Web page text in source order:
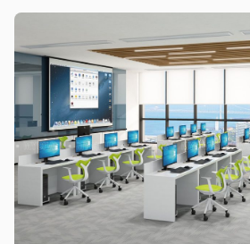
cấp có chữ ký của bên bán và bên
* Trường hợp khách hàng đổi trả
không còn sản phẩm thay thế, khách
mẫu sản phẩm khác ưng ý thì Quý
đúng với số tiền đã mua sản phẩm
đặt hàng sản xuất theo yêu cầu.
4.2. Các trường hợp không
phẩm
Sản phẩm đã qua sử dụng, sản
hoặc tự ý sửa chữa mà không có